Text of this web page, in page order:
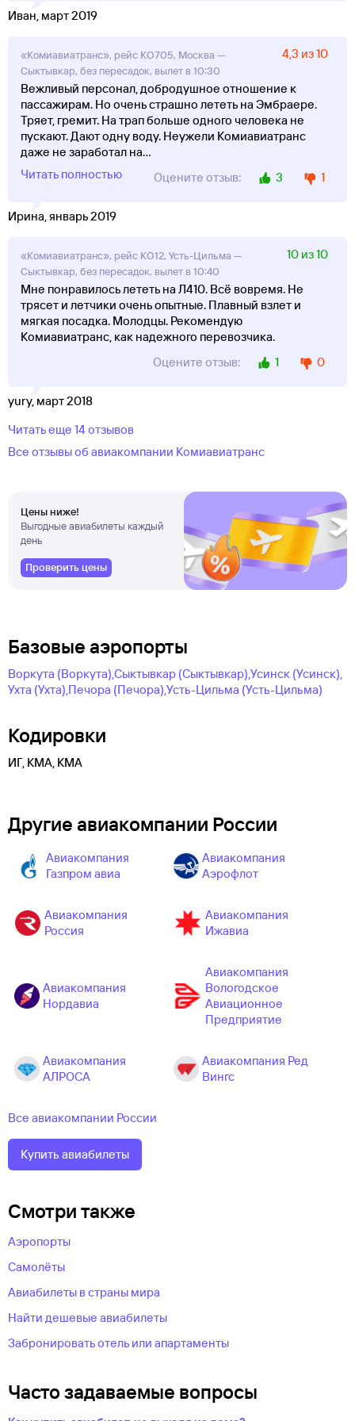
Иван, март 2019
«Комиавиатранс», рейс KO705, Москва —
Сыктывкар, без пересадок, вылет в 10:30
4,3 из 10
Вежливый персонал, добродушное отношение к
пассажирам. Но очень страшно лететь на Эмбраере.
Тряет, гремит. На трап больше одного человека не
пускают. Дают одну воду. Неужели Комиавиатранс
даже не заработал на...
Читать полностью
Оцените отзыв: 3 1
Ирина, январь 2019
«Комиавиатранс», рейс KO12, Усть-Цильма —
Сыктывкар, без пересадок, вылет в 10:40
10 из 10
Мне понравилось лететь на Л410. Всё вовремя. Не
трясет и летчики очень опытные. Плавный взлет и
мягкая посадка. Молодцы. Рекомендую
Комиавиатранс, как надежного перевозчика.
Оцените отзыв:
1 0
yury, март 2018
Читать еще 14 отзывов
Все отзывы об авиакомпании Комиавиатранс
Цены ниже!
Выгодные авиабилеты каждый
день
Проверить цены
Базовые аэропорты
Воркута (Воркута),Сыктывкар (Сыктывкар),Усинск (Усинск),
Ухта (Ухта),Печора (Печора),Усть-Цильма (Усть-Цильма)
Кодировки
ИГ, KMA, КМА
Другие авиакомпании России
Авиакомпания
Газпром авиа
Авиакомпания
Аэрофлот
Авиакомпания
Россия
Авиакомпания
Ижавиа
Авиакомпания
Нордавиа
Авиакомпания
Вологодское
Авиационное
Предприятие
Авиакомпания
АЛРОСА
Авиакомпания Ред
Вингс
Все авиакомпании России
Купить авиабилеты
Смотри также
Аэропорты
Самолёты
Авиабилеты в страны мира
Найти дешевые авиабилеты
Забронировать отель или апартаменты
Часто задаваемые вопросы